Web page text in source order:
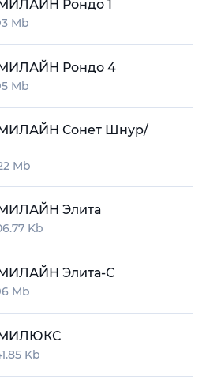
Рондо 1
Mb
Рондо 4
Mb
Сонет Шнур/
Mb
Элита
Kb
Элита-С
Mb
Kb